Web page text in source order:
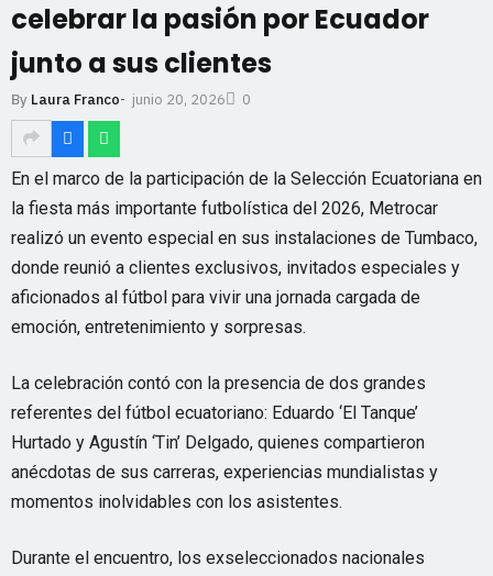
celebrar la pasión por Ecuador
junto a sus clientes
By Laura Franco- junio 20, 2026 0
En el marco de la participación de la Selección Ecuatoriana en
la fiesta más importante futbolística del 2026, Metrocar
realizó un evento especial en sus instalaciones de Tumbaco,
donde reunió a clientes exclusivos, invitados especiales y
aficionados al fútbol para vivir una jornada cargada de
emoción, entretenimiento y sorpresas.
La celebración contó con la presencia de dos grandes
referentes del fútbol ecuatoriano: Eduardo ‘El Tanque’
Hurtado y Agustín ‘Tin’ Delgado, quienes compartieron
anécdotas de sus carreras, experiencias mundialistas y
momentos inolvidables con los asistentes.
Durante el encuentro, los exseleccionados nacionales